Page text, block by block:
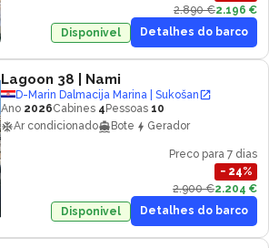
2.890 €2.196 €
Disponivel
Detalhes do barco
Lagoon 38 | Nami
D-Marin Dalmacija Marina | Sukošan
Ano 2026Cabines 4 Pessoas 10
Ar condicionado
Bote Gerador
Preco para 7 dias
− 24%
2.900 €2.204 €
Disponivel
Detalhes do barco